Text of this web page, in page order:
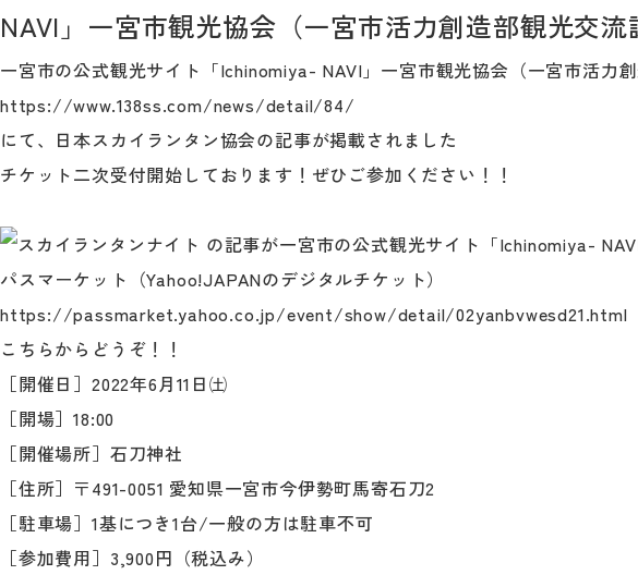
NAVI」一宮市観光協会（一宮市活力創造部観光交流
一宮市の公式観光サイト「Ichinomiya- NAVI」一宮市観光協会（一宮市活力創
https://www.138ss.com/news/detail/84/
にて、日本スカイランタン協会の記事が掲載されました
チケット二次受付開始しております！ぜひご参加ください！！
パスマーケット （Yahoo!JAPANのデジタルチケット）
https://passmarket.yahoo.co.jp/event/show/detail/02yanbvwesd21.html
こちらからどうぞ！！
［開催日］2022年6月11日㈯
［開場］18:00
［開催場所］石刀神社
［住所］〒491-0051 愛知県一宮市今伊勢町馬寄石刀2
［駐車場］1基につき1台/一般の方は駐車不可
［参加費用］3,900円（税込み）